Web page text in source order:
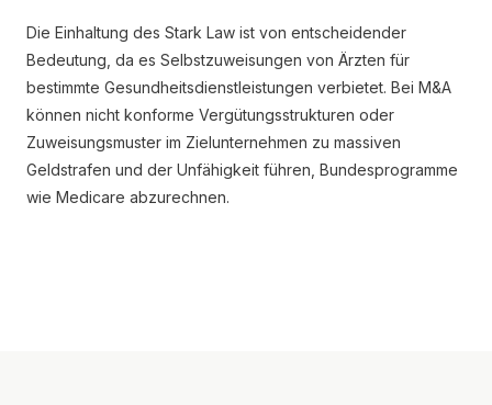
Die Einhaltung des Stark Law ist von entscheidender
Bedeutung, da es Selbstzuweisungen von Ärzten für
bestimmte Gesundheitsdienstleistungen verbietet. Bei M&A
können nicht konforme Vergütungsstrukturen oder
Zuweisungsmuster im Zielunternehmen zu massiven
Geldstrafen und der Unfähigkeit führen, Bundesprogramme
wie Medicare abzurechnen.